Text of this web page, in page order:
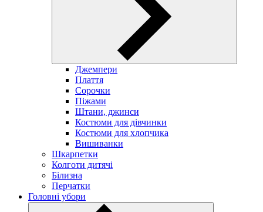
Джемпери
Плаття
Сорочки
Піжами
Штани, джинси
Костюми для дівчинки
Костюми для хлопчика
Вишиванки
Шкарпетки
Колготи дитячі
Білизна
Перчатки
Головні убори